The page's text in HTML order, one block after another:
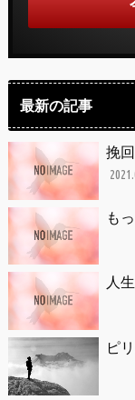
最新の記事
挽
も
人
ピ